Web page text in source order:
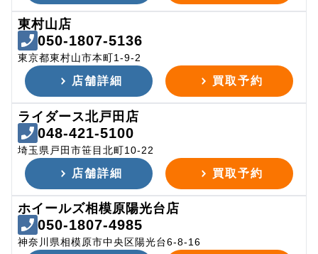
東村山店
050-1807-5136
東京都東村山市本町1-9-2
店舗詳細 買取予約
ライダース北戸田店
048-421-5100
埼玉県戸田市笹目北町10-22
店舗詳細 買取予約
ホイールズ相模原陽光台店
050-1807-4985
神奈川県相模原市中央区陽光台6-8-16